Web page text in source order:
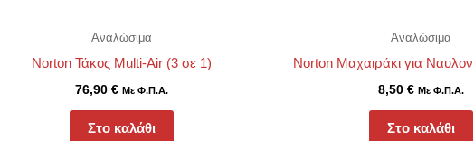
Αναλώσιμα
Norton Τάκος Multi-Air (3 σε 1)
76,90 € Με Φ.Π.Α.
Στο καλάθι
Αναλώσιμα
Norton Μαχαιράκι για
8,50 € Με Φ.Π.Α.
Στο καλάθι